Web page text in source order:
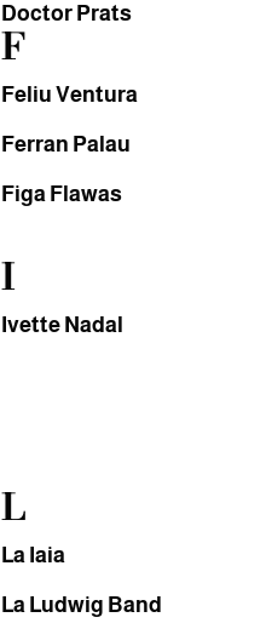
Doctor Prats
F
Feliu Ventura
Ferran Palau
Figa Flawas
I
Ivette Nadal
L
La Iaia
La Ludwig Band